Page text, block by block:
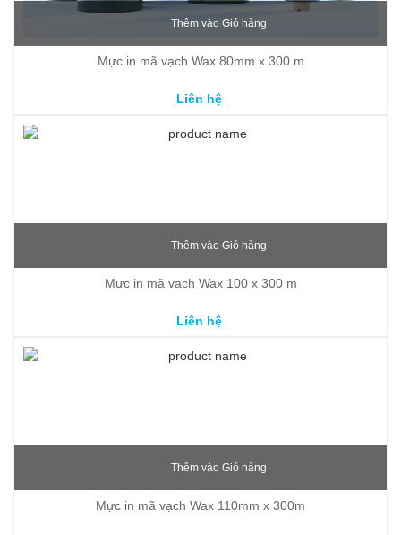
Thêm vào Giỏ hàng
Mực in mã vạch Wax 80mm x 300 m
Liên hệ
Thêm vào Giỏ hàng
Mực in mã vạch Wax 100 x 300 m
Liên hệ
Thêm vào Giỏ hàng
Mực in mã vạch Wax 110mm x 300m